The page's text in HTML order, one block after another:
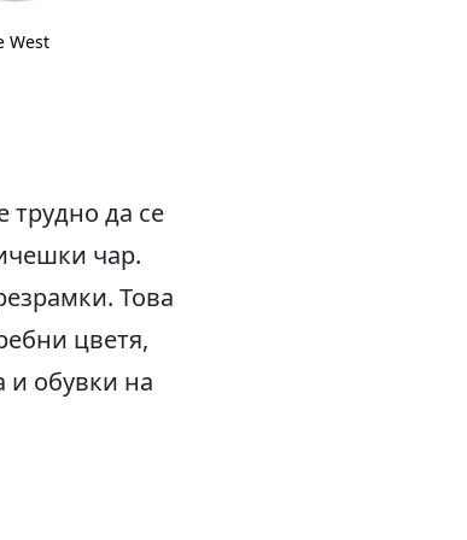
West
трудно да се
чар.
Това
цветя,
и обувки на